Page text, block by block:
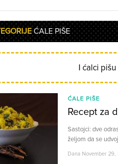
ĆALE PIŠE
I ćalci pišu
ĆALE PIŠE
Recept za
Sastojci: dve
željom da se
Dana November 29,